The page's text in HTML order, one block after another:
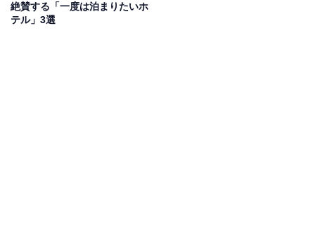
敷地すぐ横を通る陸羽東線の車両を眺めることができ、
絶賛する「一度は泊まりたいホ
テル」3選